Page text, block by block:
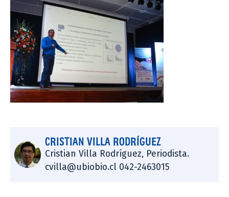
CRISTIAN VILLA RODRÍGUEZ
Cristian Villa Rodríguez, Periodista.
cvilla@ubiobio.cl 042-2463015